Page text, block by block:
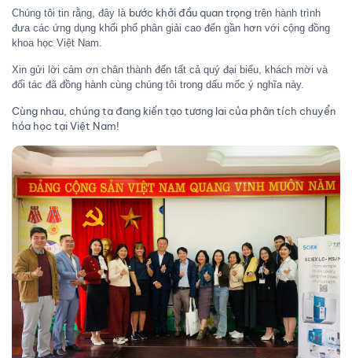
Chúng tôi tin rằng, đây là bước khởi đầu quan trọng trên hành trình
đưa các ứng dụng khối phổ phân giải cao đến gần hơn với cộng đồng
khoa học Việt Nam.
Xin gửi lời cảm ơn chân thành đến tất cả quý đại biểu, khách mời và
đối tác đã đồng hành cùng chúng tôi trong dấu mốc ý nghĩa này.
Cùng nhau, chúng ta đang kiến tạo tương lai của phân tích chuyển
hóa học tại Việt Nam!